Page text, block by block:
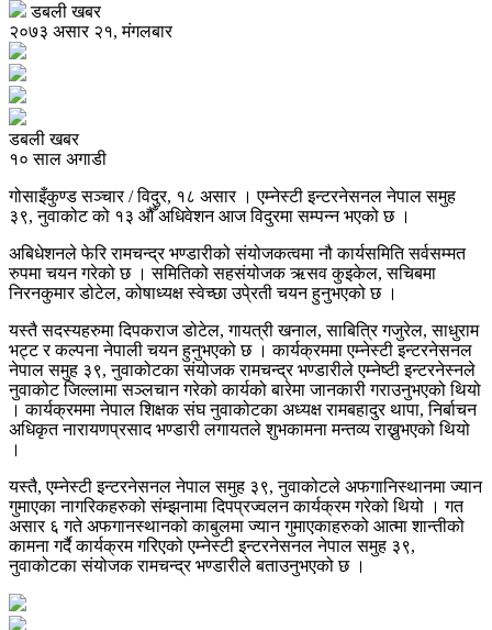
डबली खबर
२०७३ असार २१, मंगलबार
डबली खबर
१० साल अगाडी
गोसाइँकुण्ड सञ्चार / विदुर, १८ असार । एम्नेस्टी इन्टरनेसनल नेपाल समुह
३९, नुवाकोट को १३ औँ अधिवेशन आज विदुरमा सम्पन्न भएको छ ।
अबिधेशनले फेरि रामचन्द्र भण्डारीको संयोजकत्वमा नौ कार्यसमिति सर्वसम्मत
रुपमा चयन गरेको छ । समितिको सहसंयोजक ऋसव कुइकेल, सचिबमा
निरनकुमार डोटेल, कोषाध्यक्ष स्वेच्छा उपे्रती चयन हुनुभएको छ ।
यस्तै सदस्यहरुमा दिपकराज डोटेल, गायत्री खनाल, साबित्रि गजुरेल, साधुराम
भट्ट र कल्पना नेपाली चयन हुनुभएको छ । कार्यक्रममा एम्नेस्टी इन्टरनेसनल
नेपाल समुह ३९, नुवाकोटका संयोजक रामचन्द्र भण्डारीले एम्नेष्टी इन्टरनेस्नले
नुवाकोट जिल्लामा सञ्लचान गरेको कार्यको बारेमा जानकारी गराउनुभएको थियो
। कार्यक्रममा नेपाल शिक्षक संघ नुवाकोटका अध्यक्ष रामबहादुर थापा, निर्बाचन
अधिकृत नारायणप्रसाद भण्डारी लगायतले शुभकामना मन्तव्य राख्नुभएको थियो
।
यस्तै, एम्नेस्टी इन्टरनेसनल नेपाल समुह ३९, नुवाकोटले अफगानिस्थानमा ज्यान
गुमाएका नागरिकहरुको संम्झनामा दिपप्रज्वलन कार्यक्रम गरेको थियो । गत
असार ६ गते अफगानस्थानको काबुलमा ज्यान गुमाएकाहरुको आत्मा शान्तीको
कामना गर्दै कार्यक्रम गरिएको एम्नेस्टी इन्टरनेसनल नेपाल समुह ३९,
नुवाकोटका संयोजक रामचन्द्र भण्डारीले बताउनुभएको छ ।